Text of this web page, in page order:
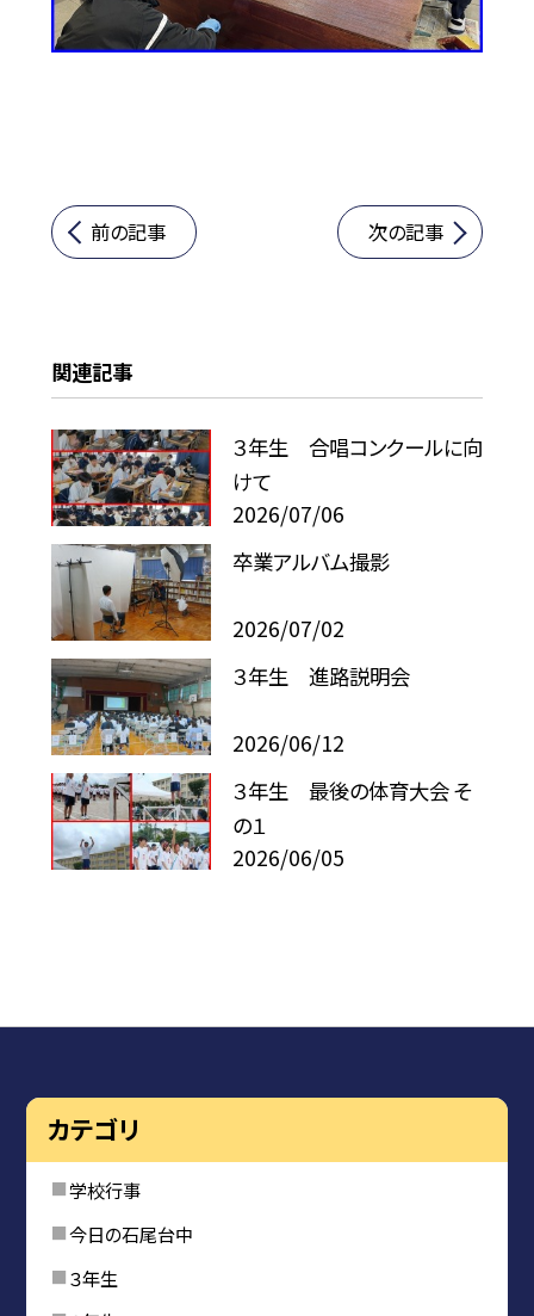
前の記事 次の記事
関連記事
３年生 合唱コンクールに向
けて
2026/07/06
卒業アルバム撮影
2026/07/02
３年生 進路説明会
2026/06/12
３年生 最後の体育大会 そ
の１
2026/06/05
カテゴリ
学校行事
今日の石尾台中
３年生